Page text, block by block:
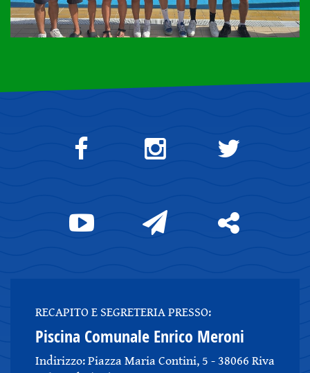
RECAPITO E SEGRETERIA PRESSO:
Piscina Comunale Enrico Meroni
Indirizzo: Piazza Maria Contini, 5 - 38066 Riva